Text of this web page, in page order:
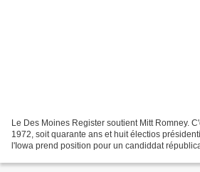
Le Des Moines Register soutient Mitt Romney.
1972, soit quarante ans et huit électios
l'Iowa prend position pour un candiddat